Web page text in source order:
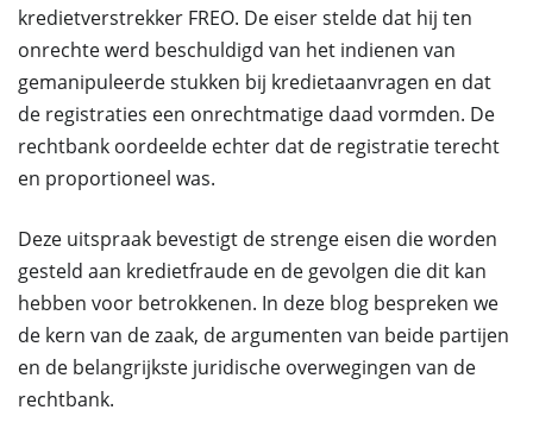
kredietverstrekker FREO. De eiser stelde dat hij ten
onrechte werd beschuldigd van het indienen van
gemanipuleerde stukken bij kredietaanvragen en dat
de registraties een onrechtmatige daad vormden. De
rechtbank oordeelde echter dat de registratie terecht
en proportioneel was.
Deze uitspraak bevestigt de strenge eisen die worden
gesteld aan kredietfraude en de gevolgen die dit kan
hebben voor betrokkenen. In deze blog bespreken we
de kern van de zaak, de argumenten van beide partijen
en de belangrijkste juridische overwegingen van de
rechtbank.